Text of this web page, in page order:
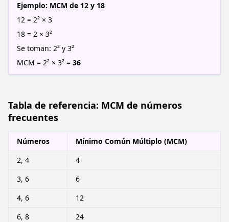
Ejemplo: MCM de 12 y 18
12 = 2² × 3
18 = 2 × 3²
Se toman: 2² y 3²
MCM = 2² × 3² = 36
Tabla de referencia: MCM de números
frecuentes
Números
Mínimo Común Múltiplo (MCM)
2, 4
4
3, 6
6
4, 6
12
6, 8
24